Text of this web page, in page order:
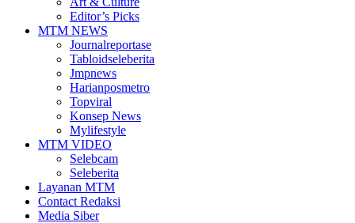
Editor’s Picks
MTM NEWS
Journalreportase
Tabloidseleberita
Jmpnews
Harianposmetro
Topviral
Konsep News
Mylifestyle
MTM VIDEO
Selebcam
Seleberita
Layanan MTM
Contact Redaksi
Media Siber